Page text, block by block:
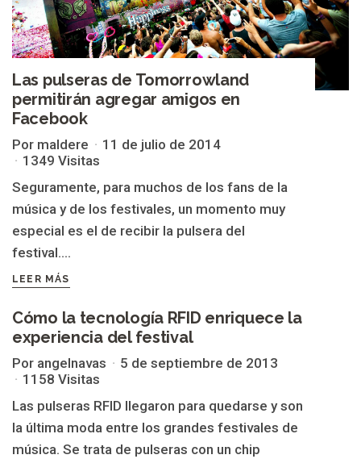
Las pulseras de Tomorrowland
permitirán agregar amigos en
Facebook
Por maldere
11 de julio de 2014
1349 Visitas
Seguramente, para muchos de los fans de la
música y de los festivales, un momento muy
especial es el de recibir la pulsera del
festival....
LEER MÁS
PULSERAS
Cómo la tecnología RFID enriquece la
experiencia del festival
Por angelnavas
5 de septiembre de 2013
1158 Visitas
Las pulseras RFID llegaron para quedarse y son
la última moda entre los grandes festivales de
música. Se trata de pulseras con un chip